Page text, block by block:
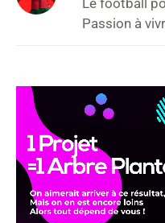
Le football
Passion à